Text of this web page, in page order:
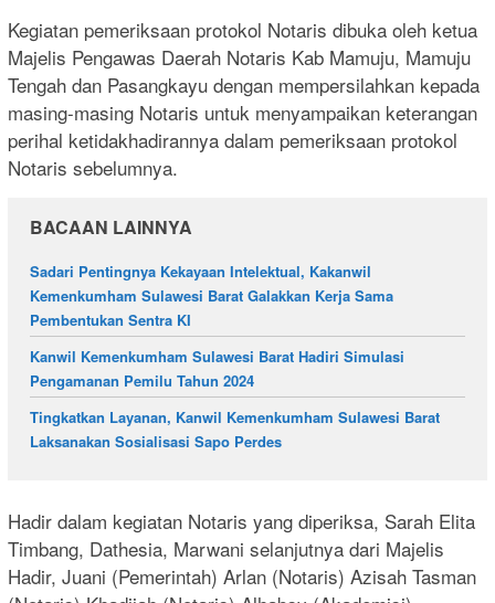
Kegiatan pemeriksaan protokol Notaris dibuka oleh ketua
Majelis Pengawas Daerah Notaris Kab Mamuju, Mamuju
Tengah dan Pasangkayu dengan mempersilahkan kepada
masing-masing Notaris untuk menyampaikan keterangan
perihal ketidakhadirannya dalam pemeriksaan protokol
Notaris sebelumnya.
BACAAN LAINNYA
Sadari Pentingnya Kekayaan Intelektual, Kakanwil
Kemenkumham Sulawesi Barat Galakkan Kerja Sama
Pembentukan Sentra KI
Kanwil Kemenkumham Sulawesi Barat Hadiri Simulasi
Pengamanan Pemilu Tahun 2024
Tingkatkan Layanan, Kanwil Kemenkumham Sulawesi Barat
Laksanakan Sosialisasi Sapo Perdes
Hadir dalam kegiatan Notaris yang diperiksa, Sarah Elita
Timbang, Dathesia, Marwani selanjutnya dari Majelis
Hadir, Juani (Pemerintah) Arlan (Notaris) Azisah Tasman